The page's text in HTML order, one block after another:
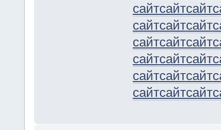
сайтсайтсайт
сайтсайтсайт
сайтсайтсайт
сайтсайтсайт
сайтсайтсайт
сайтсайтсайт